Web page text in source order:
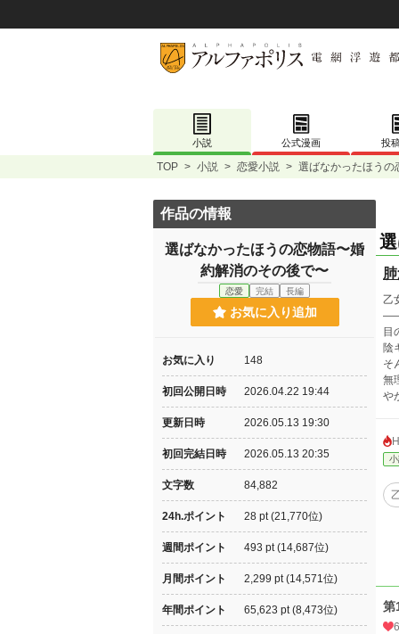
小説 公式漫画 投
TOP > 小説 > 恋愛小説 > 選ばなかったほうの
乙
——
目
陰
そ
無
や
第
作品の情報
選ばなかったほうの恋物語〜婚
約解消のその後で〜
恋愛 完結 長編
お気に入り追加
お気に入り 148
初回公開日時 2026.04.22 19:44
更新日時 2026.05.13 19:30
初回完結日時 2026.05.13 20:35
文字数 84,882
24h.ポイント 28 pt (21,770位)
週間ポイント 493 pt (14,687位)
月間ポイント 2,299 pt (14,571位)
年間ポイント 65,623 pt (8,473位)